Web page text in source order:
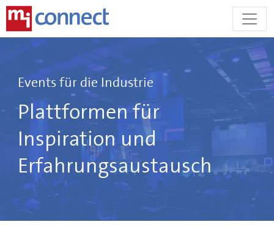
springenEvents für die Industrie
Plattformen für
Inspiration und
Erfahrungsaustausch